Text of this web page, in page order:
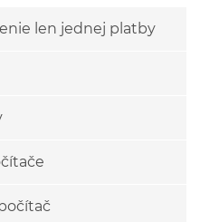
len jednej platby